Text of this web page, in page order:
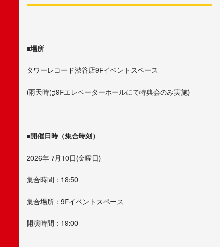
■場所
タワーレコード渋谷店9Fイベントスペース
(雨天時は9Fエレベーターホールにて特典会のみ実施)
■開催日時（集合時刻）
2026年 7月10日(金曜日)
集合時間：18:50
集合場所：9Fイベントスペース
開演時間：19:00